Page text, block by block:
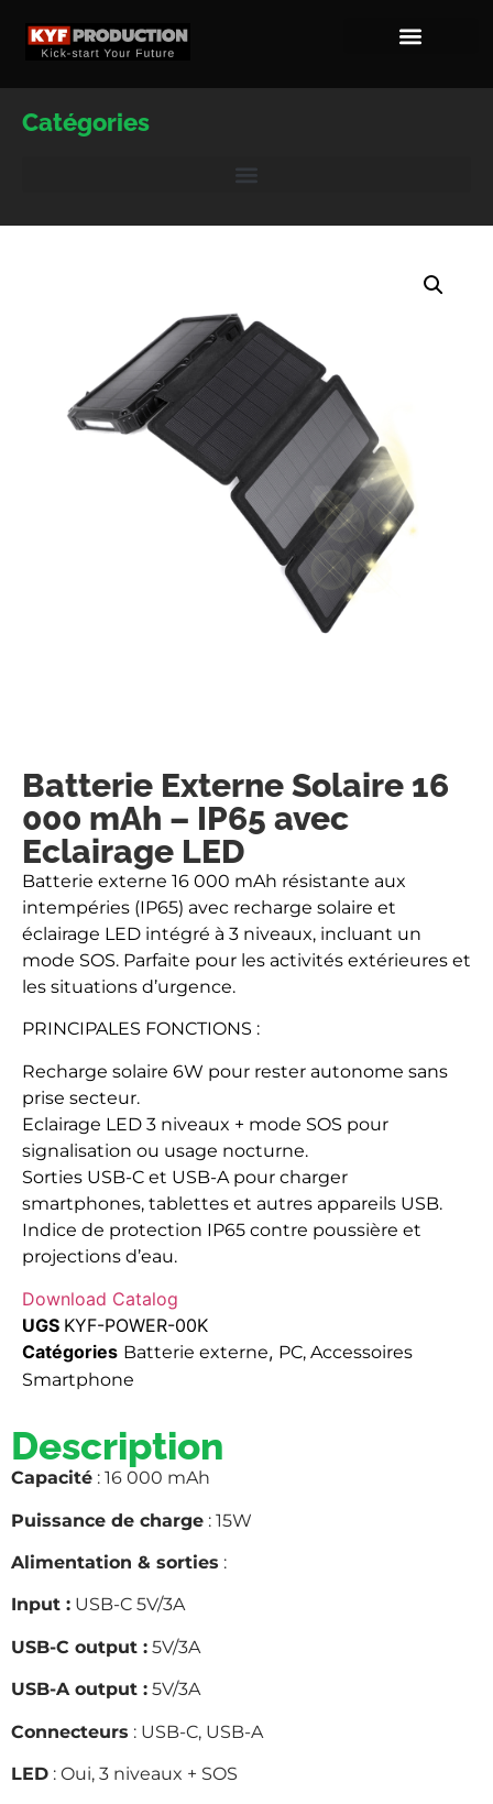
Catégories
Batterie Externe Solaire 16
000 mAh – IP65 avec
Eclairage LED
Batterie externe 16 000 mAh résistante aux
intempéries (IP65) avec recharge solaire et
éclairage LED intégré à 3 niveaux, incluant un
mode SOS. Parfaite pour les activités extérieures et
les situations d’urgence.
PRINCIPALES FONCTIONS :
Recharge solaire 6W pour rester autonome sans
prise secteur.
Eclairage LED 3 niveaux + mode SOS pour
signalisation ou usage nocturne.
Sorties USB-C et USB-A pour charger
smartphones, tablettes et autres appareils USB.
Indice de protection IP65 contre poussière et
projections d’eau.
Download Catalog
UGS KYF-POWER-00K
Catégories Batterie externe, PC, Accessoires
Smartphone
Description
Capacité : 16 000 mAh
Puissance de charge : 15W
Alimentation & sorties :
Input : USB-C 5V/3A
USB-C output : 5V/3A
USB-A output : 5V/3A
Connecteurs : USB-C, USB-A
LED : Oui, 3 niveaux + SOS